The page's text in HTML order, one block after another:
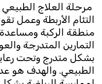
مرحلة العلاج الطبيعي
التئام الأربطة وعمل
منطقة الركبة ومساعدة
التمارين المتدرجة
بشكل متدرج وتحت
الطبيعي. والهدف هو